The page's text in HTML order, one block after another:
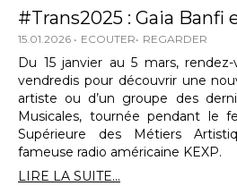
#Trans2025 : Gaia Banfi
15.01.2026 ECOUTER REGARDER
Du 15 janvier au 5 mars,
vendredis pour découvrir une
artiste ou d’un groupe des
Musicales, tournée pendant le
Supérieure des Métiers
fameuse radio américaine KEXP.
LIRE LA SUITE...